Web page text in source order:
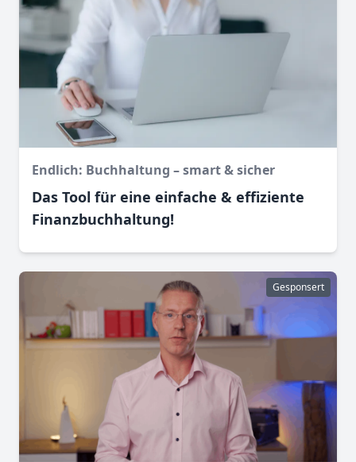
Endlich: Buchhaltung – smart & sicher
Das Tool für eine einfache & effiziente
Finanz­buchhaltung!
Gesponsert